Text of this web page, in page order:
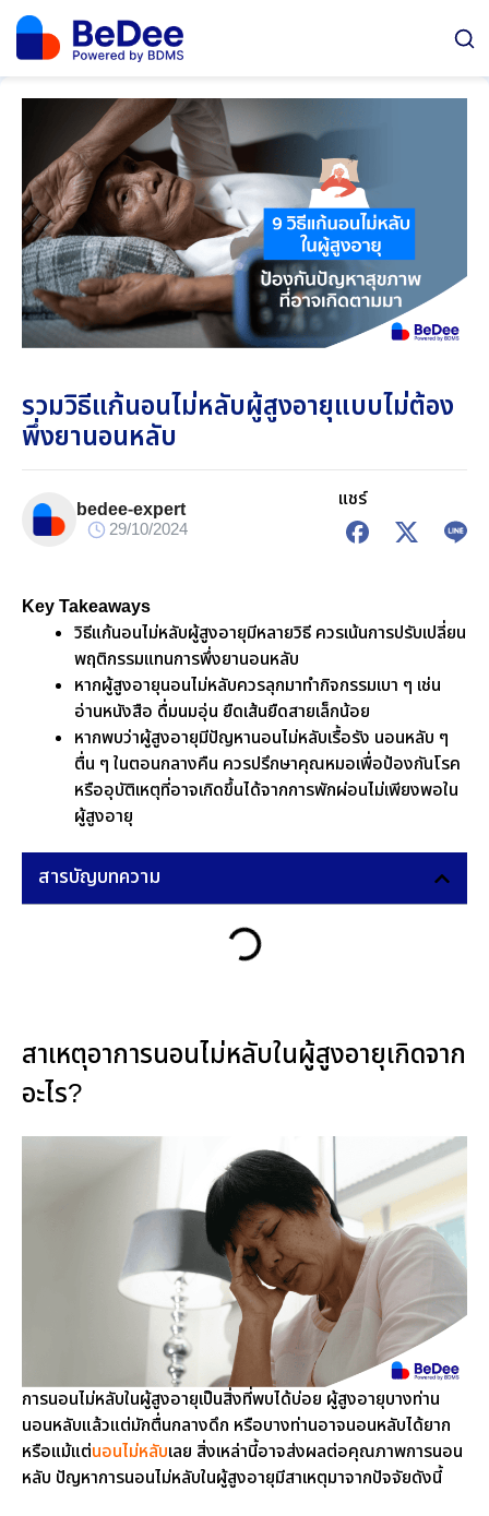
รวมวิธีแก้นอนไม่หลับผู้สูงอายุแบบไม่ต้อง
พึ่งยานอนหลับ
bedee-expert
29/10/2024
แชร์
Key Takeaways
วิธีแก้นอนไม่หลับผู้สูงอายุมีหลายวิธี ควรเน้นการปรับเปลี่ยน
พฤติกรรมแทนการพึ่งยานอนหลับ
หากผู้สูงอายุนอนไม่หลับควรลุกมาทำกิจกรรมเบา ๆ เช่น
อ่านหนังสือ ดื่มนมอุ่น ยืดเส้นยืดสายเล็กน้อย
หากพบว่าผู้สูงอายุมีปัญหานอนไม่หลับเรื้อรัง นอนหลับ ๆ
ตื่น ๆ ในตอนกลางคืน ควรปรึกษาคุณหมอเพื่อป้องกันโรค
หรืออุบัติเหตุที่อาจเกิดขึ้นได้จากการพักผ่อนไม่เพียงพอใน
ผู้สูงอายุ
สารบัญบทความ
สาเหตุอาการนอนไม่หลับในผู้สูงอายุเกิดจาก
อะไร?
การนอนไม่หลับในผู้สูงอายุเป็นสิ่งที่พบได้บ่อย ผู้สูงอายุบางท่าน
นอนหลับแล้วแต่มักตื่นกลางดึก หรือบางท่านอาจนอนหลับได้ยาก
หรือแม้แต่นอนไม่หลับเลย สิ่งเหล่านี้อาจส่งผลต่อคุณภาพการนอน
หลับ ปัญหาการนอนไม่หลับในผู้สูงอายุมีสาเหตุมาจากปัจจัยดังนี้